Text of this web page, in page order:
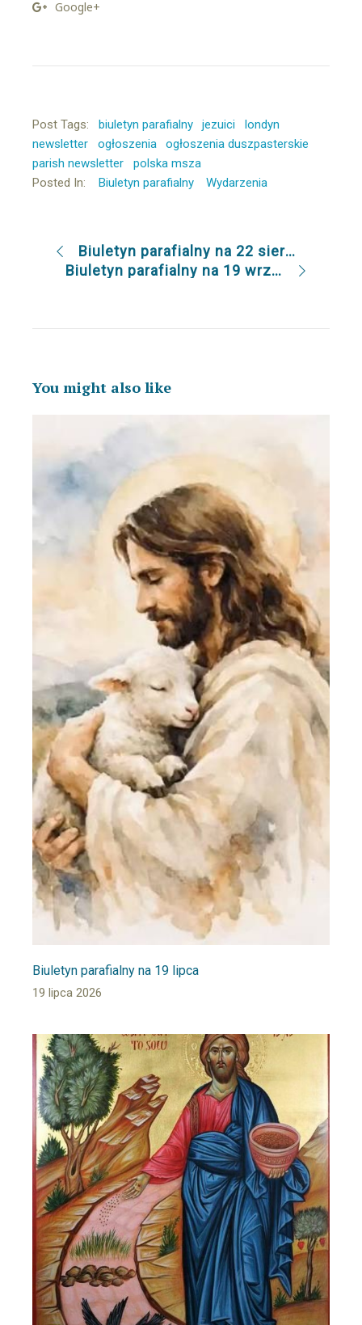
Google+
Post Tags: biuletyn parafialny jezuici
londyn
newsletter
ogłoszenia
ogłoszenia duszpasterskie
parish newsletter
polska msza
Posted In:
Biuletyn parafialny Wydarzenia
Biuletyn parafialny na 22 sierpnia 2021
Biuletyn parafialny na 19 września 2021
You might also like
Biuletyn parafialny na 19 lipca
19 lipca 2026